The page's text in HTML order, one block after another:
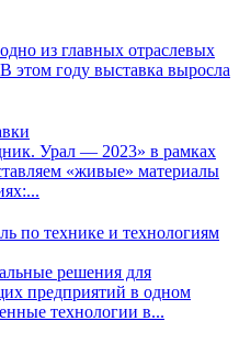
из главных отраслевых
году выставка выросла
Урал — 2023» в рамках
«живые» материалы
по технике и технологиям
решения для
предприятий в одном
технологии в...